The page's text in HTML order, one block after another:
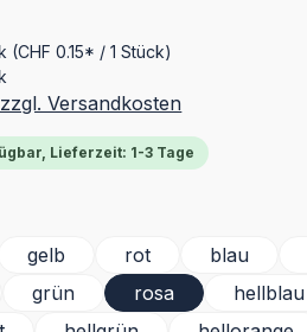
(CHF 0.15* / 1 Stück)
Versandkosten
Lieferzeit: 1-3 Tage
gelb rot blau
grün rosa hellblau